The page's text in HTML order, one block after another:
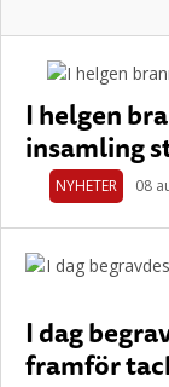
I helgen
insamling
NYHETER 08
I dag
framför